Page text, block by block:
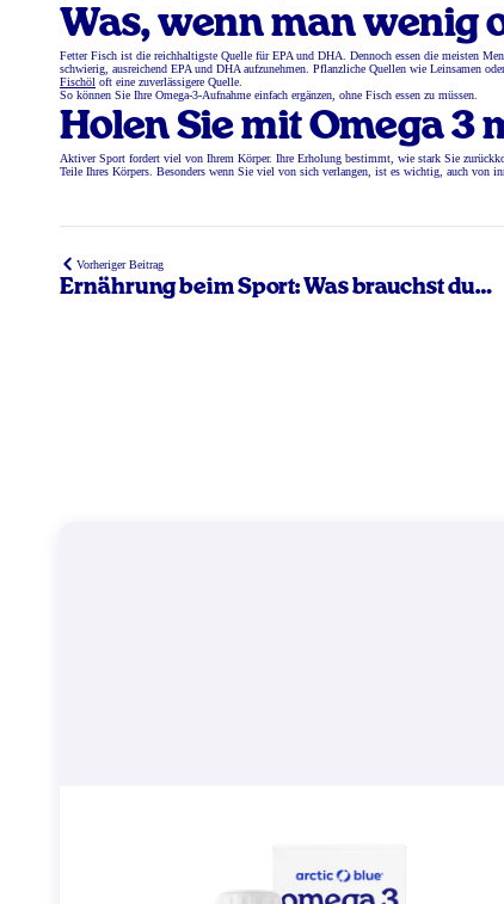
Was, wenn man wenig
Fetter Fisch ist die reichhaltigste Quelle für EPA und DHA. Dennoch essen die meisten
schwierig, ausreichend EPA und DHA aufzunehmen. Pflanzliche Quellen wie Leinsamen
Fischöl oft eine zuverlässigere Quelle.
So können Sie Ihre Omega-3-Aufnahme einfach ergänzen, ohne Fisch essen zu müssen.
Holen Sie mit Omega 3
Aktiver Sport fordert viel von Ihrem Körper. Ihre Erholung bestimmt, wie stark Sie
Teile Ihres Körpers. Besonders wenn Sie viel von sich verlangen, ist es wichtig, auch von
Vorheriger Beitrag
Ernährung beim Sport: Was brauchst du